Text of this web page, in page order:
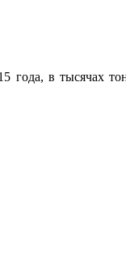
года, в тысячах